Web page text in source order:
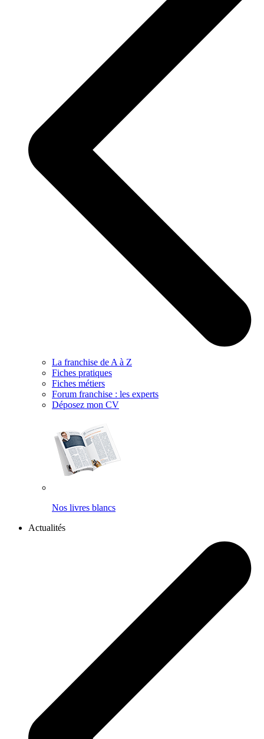
La franchise de A à Z
Fiches pratiques
Fiches métiers
Forum franchise : les experts
Déposez mon CV
Nos livres blancs
Actualités